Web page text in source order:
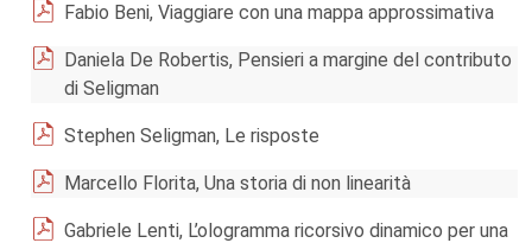
Fabio Beni, Viaggiare con una mappa approssimativa
Daniela De Robertis, Pensieri a margine del contributo
di Seligman
Stephen Seligman, Le risposte
Marcello Florita, Una storia di non linearità
Gabriele Lenti, L’ologramma ricorsivo dinamico per una